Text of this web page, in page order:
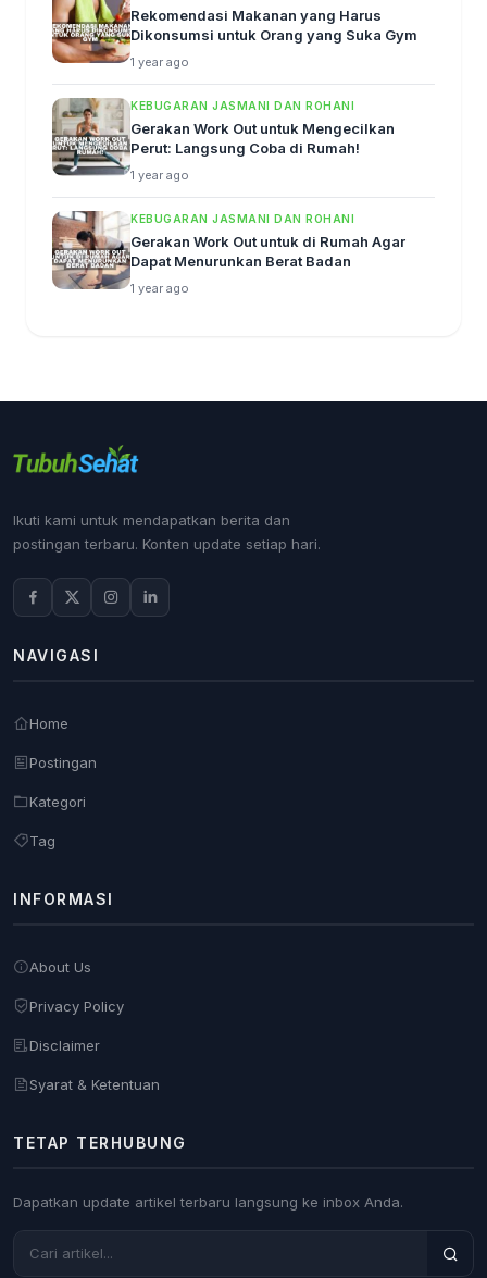
Rekomendasi Makanan yang Harus
Dikonsumsi untuk Orang yang Suka Gym
1 year ago
KEBUGARAN JASMANI DAN ROHANI
Gerakan Work Out untuk Mengecilkan
Perut: Langsung Coba di Rumah!
1 year ago
KEBUGARAN JASMANI DAN ROHANI
Gerakan Work Out untuk di Rumah Agar
Dapat Menurunkan Berat Badan
1 year ago
Ikuti kami untuk mendapatkan berita dan
postingan terbaru. Konten update setiap hari.
NAVIGASI
Home
Postingan
Kategori
Tag
INFORMASI
About Us
Privacy Policy
Disclaimer
Syarat & Ketentuan
TETAP TERHUBUNG
Dapatkan update artikel terbaru langsung ke inbox Anda.